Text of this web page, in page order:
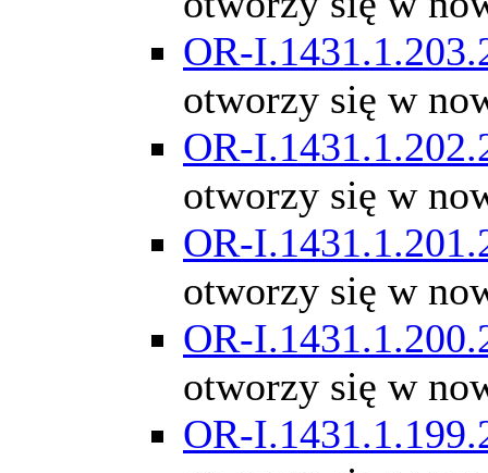
OR-
otworzy się w
OR-
otworzy się w
OR-
otworzy się w
OR-
otworzy się w
OR-